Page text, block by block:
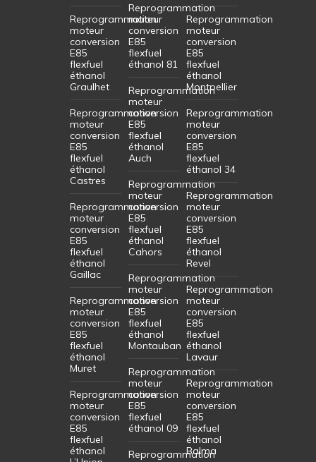
Reprogrammation
moteur
conversion
E85
flexfuel
éthanol
Graulhet
Reprogrammation
moteur
conversion
E85
flexfuel
éthanol
Castres
Reprogrammation
moteur
conversion
E85
flexfuel
éthanol
Gaillac
Reprogrammation
moteur
conversion
E85
flexfuel
éthanol
Muret
Reprogrammation
moteur
conversion
E85
flexfuel
éthanol
Reprogrammation
moteur
conversion
E85
flexfuel
éthanol 81
Reprogrammation
moteur
conversion
E85
flexfuel
éthanol
Auch
Reprogrammation
moteur
conversion
E85
flexfuel
éthanol
Cahors
Reprogrammation
moteur
conversion
E85
flexfuel
éthanol
Montauban
Reprogrammation
moteur
conversion
E85
flexfuel
éthanol 09
Reprogrammation
Reprogrammation
moteur
conversion
E85
flexfuel
éthanol
Montpellier
Reprogrammation
moteur
conversion
E85
flexfuel
éthanol 34
Reprogrammation
moteur
conversion
E85
flexfuel
éthanol
Revel
Reprogrammation
moteur
conversion
E85
flexfuel
éthanol
Lavaur
Reprogrammation
moteur
conversion
E85
flexfuel
éthanol
Balma